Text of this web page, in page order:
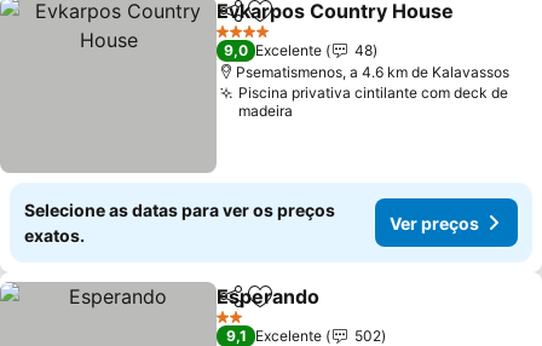
PartilharAdicionar aos favoritos
Evkarpos Country House
4 Estrelas
9,0 Excelente
48
Psematismenos, a 4.6 km de Kalavassos
Piscina privativa cintilante com deck de
madeira
Selecione as datas para ver os preços
exatos.
Ver preços
PartilharAdicionar aos favoritos
Esperando
2 Estrelas
9,1 Excelente
502